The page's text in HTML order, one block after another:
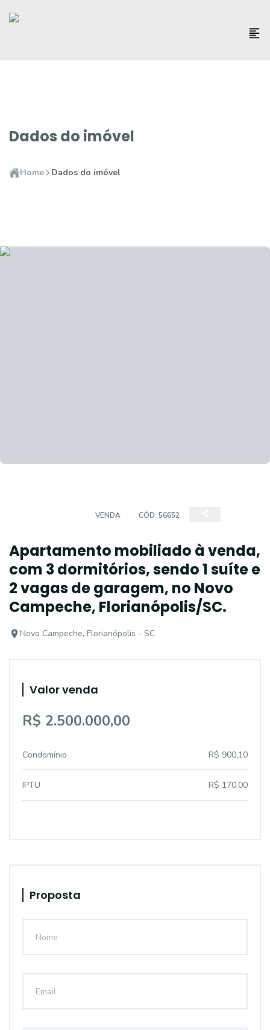
Dados do imóvel
Home Dados do imóvel
VENDA CÓD: 56652
Apartamento mobiliado à venda,
com 3 dormitórios, sendo 1 suíte e
2 vagas de garagem, no Novo
Campeche, Florianópolis/SC.
Novo Campeche, Florianópolis - SC
Valor venda
R$ 2.500.000,00
Condomínio R$ 900,10
IPTU R$ 170,00
Proposta